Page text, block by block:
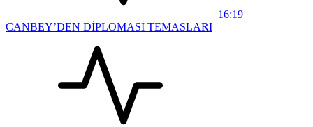
16:19
CANBEY’DEN DİPLOMASİ TEMASLARI